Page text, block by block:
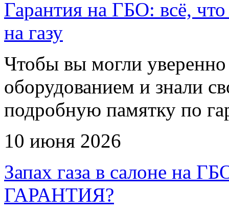
Гарантия на ГБО: всё,
на газу
Чтобы вы могли уверенно
оборудованием и знали
подробную памятку по
10 июня 2026
Запах газа в салоне
ГАРАНТИЯ?